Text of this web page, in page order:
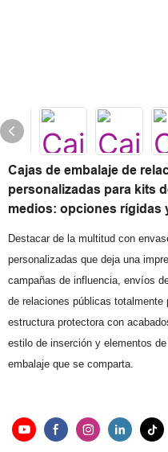
Cajas de embalaje de
personalizadas para kits
medios: opciones rígidas
Destacar de la multitud con
personalizadas que deja una
campañas de influencia, envíos
de relaciones públicas totalmente
estructura protectora con
estilo de inserción y elementos
embalaje que se comparta.